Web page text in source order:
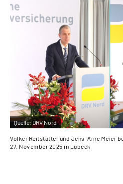
Quelle: DRV Nord
Volker Reitstätter und Jens-Arne Meier
27. November 2025 in Lübeck